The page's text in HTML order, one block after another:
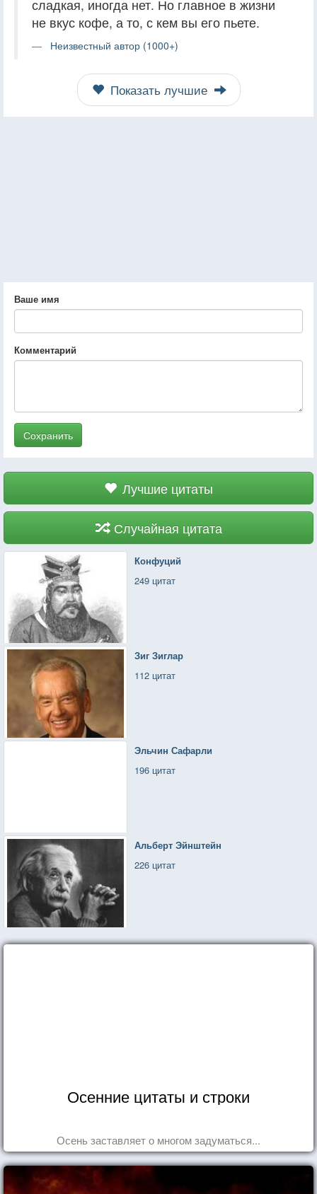
сладкая, иногда нет. Но главное в жизни
не вкус кофе, а то, с кем вы его пьете.
Неизвестный автор (1000+)
Показать лучшие
Ваше имя
Комментарий
Сохранить
Лучшие цитаты
Случайная цитата
Конфуций
249 цитат
Зиг Зиглар
112 цитат
Эльчин Сафарли
196 цитат
Альберт Эйнштейн
226 цитат
Осенние цитаты и строки
Осень заставляет о многом задуматься...